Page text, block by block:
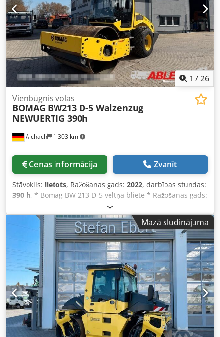
1 /26
Aichach 1 303 km
Vienbūgnis volas
BOMAG BW213 D-5 Walzenzug
NEWUERTIG 390h
Cenas informācija Zvanīt
Stāvoklis: lietots, Ražošanas gads: 2022, darbības stundas:
390 h, * Bomag BW 213 D-5 veltņa bliete * Ražošanas gads:
2022 * 390 m/h Chjdpfoyr U Tnsx Agloa * Euro 5 * 12 500–
14 800 kg * 95 kW Deutz dzinējs * Kondicionieris * Riepas:
23,1-26IND * TEHNISKI KĀ JAUNS!
Mazā sludinājuma